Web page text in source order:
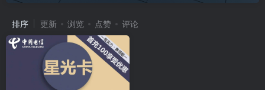
排序 更新 浏览 点赞 评论